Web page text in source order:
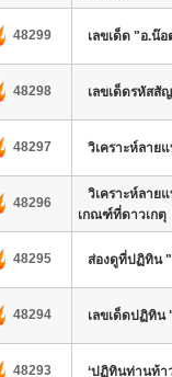
48299 เลขเด็ด "อ.น๊
48298 เลขเด็ดรหัส
48297 วิเคราะห์ลาย
48296
วิเคราะห์ลาย
เกณฑ์ที่ดาวเกตุ
48295 ส่องดูที่ปฏิทิน
48294 เลขเด็ดปฏิทิน
48293 ‘ปฏิทินท่านท้า